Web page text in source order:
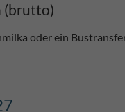
(brutto)
oder ein